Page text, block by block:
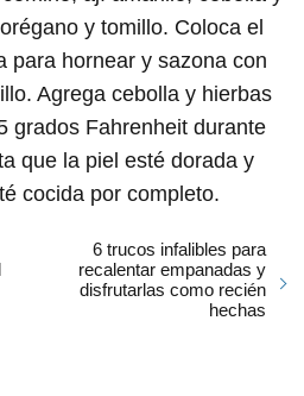
y tomillo. Coloca el
para hornear y sazona con
Agrega cebolla y hierbas
grados Fahrenheit durante
que la piel esté dorada y
cocida por completo.
6 trucos infalibles para
recalentar empanadas y
disfrutarlas como recién
hechas